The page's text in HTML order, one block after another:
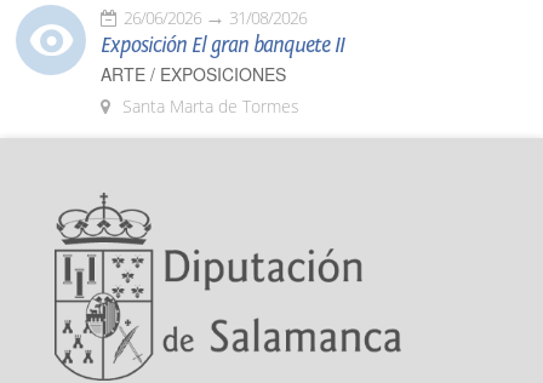
26/06/2026 31/08/2026
Exposición El gran banquete II
ARTE / EXPOSICIONES
Santa Marta de Tormes